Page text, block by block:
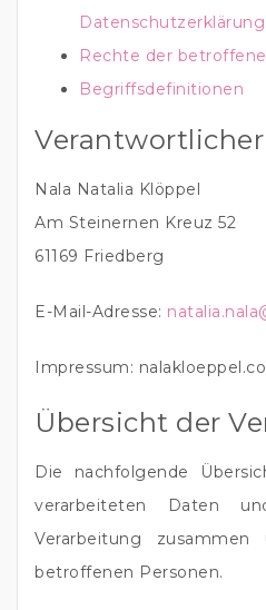
Datenschutzerklärung
Rechte der
Begriffsdefinitionen
Verantwortlicher
Nala Natalia Klöppel
Am Steinernen Kreuz 52
61169 Friedberg
E-Mail-Adresse:
Impressum:
Übersicht der
Die nachfolgende
verarbeiteten Daten
Verarbeitung
betroffenen Personen.